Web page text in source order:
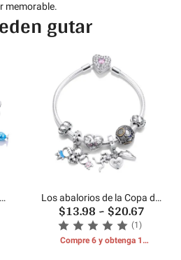
memorable.
gutar
Los abalorios de la Copa del
Mundo
$13.98~$20.67
(1)
Compre 6 y obtenga 1